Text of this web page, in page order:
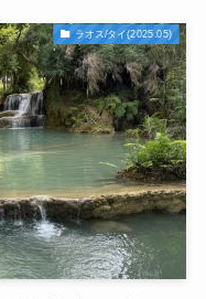
ラオス/タイ(2025.05)